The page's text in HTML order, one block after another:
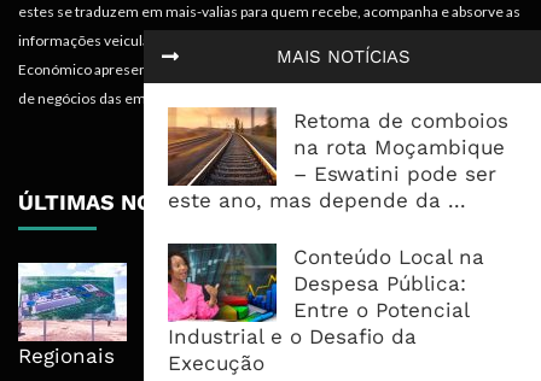
MAIS NOTÍCIAS
Retoma de comboios
na rota Moçambique
– Eswatini pode ser
este ano, mas depende da ...
Conteúdo Local na
Despesa Pública:
Entre o Potencial
Industrial e o Desafio da
Execução
estes se traduzem em mais-valias para quem recebe, acompanha e absorve as
informações veiculadas nos diferentes meios do projecto. Portanto, o
Económico apresenta valências importantes para os objectivos institucionais e
de negócios das empresas.
ÚLTIMAS NOTÍCIAS
Nova Capacidade Cimenteira Coloca
Moçambique No Caminho Da Auto-
Suficiência E Das Exportações
Regionais